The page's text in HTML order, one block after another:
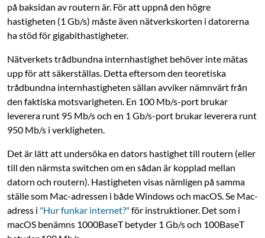
på baksidan av routern är. För att uppnå den högre
hastigheten (1 Gb/s) måste även nätverkskorten i datorerna
ha stöd för gigabithastigheter.
Nätverkets trådbundna internhastighet behöver inte mätas
upp för att säkerställas. ­Detta eftersom den teoretiska
trådbundna internhastigheten sällan avviker nämnvärt från
den faktiska motsvarigheten. En 100 Mb/s-port brukar
leverera runt 95 Mb/s och en 1 Gb/s-port brukar leverera runt
950 Mb/s i verkligheten.
Det är lätt att undersöka en dators hastighet till routern (eller
till den närmsta switchen om en sådan är kopplad mellan
datorn och routern). Hastigheten visas nämligen på samma
ställe som Mac-adressen i både Windows och macOS. Se Mac-
adress i "Hur funkar internet?"för instruktioner. Det som i
macOS benämns 1000BaseT betyder 1 Gb/s och 100BaseT